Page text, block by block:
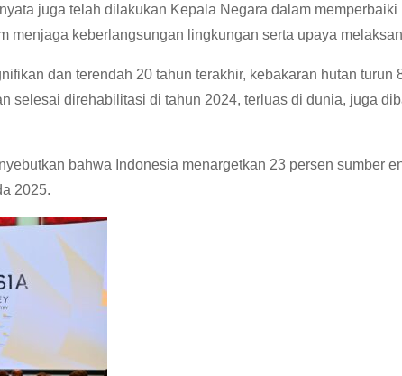
juga telah dilakukan Kepala Negara dalam
menjaga keberlangsungan lingkungan serta upaya
dan terendah 20 tahun terakhir, kebakaran hutan
selesai direhabilitasi di tahun 2024, terluas di dunia, juga
bahwa Indonesia menargetkan 23 persen sumber
2025.